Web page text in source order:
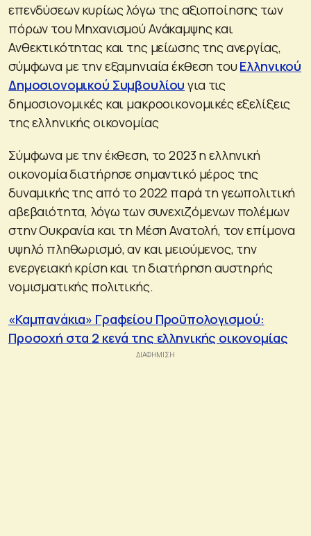
επενδύσεων κυρίως λόγω της αξιοποίησης των
πόρων του Μηχανισμού Ανάκαμψης και
Ανθεκτικότητας και της μείωσης της ανεργίας,
σύμφωνα με την εξαμηνιαία έκθεση τουΕλληνικού
Δημοσιονομικού Συμβουλίου για τις
δημοσιονομικές και μακροοικονομικές εξελίξεις
της ελληνικής οικονομίας
Σύμφωνα με την έκθεση, το 2023 η ελληνική
οικονομία διατήρησε σημαντικό μέρος της
δυναμικής της από το 2022 παρά τη γεωπολιτική
αβεβαιότητα, λόγω των συνεχιζόμενων πολέμων
στην Ουκρανία και τη Μέση Ανατολή, τον επίμονα
υψηλό πληθωρισμό, αν και μειούμενος, την
ενεργειακή κρίση και τη διατήρηση αυστηρής
νομισματικής πολιτικής.
«Καμπανάκια» Γραφείου Προϋπολογισμού:
Προσοχή στα 2 κενά της ελληνικής οικονομίας